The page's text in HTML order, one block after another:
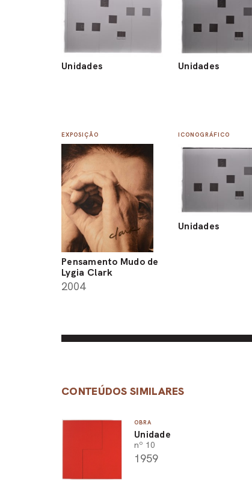
Unidades Unidades
EXPOSIÇÃO
Pensamento Mudo de
Lygia Clark
2004
ICONOGRÁFICO
Unidades
CONTEÚDOS SIMILARES
OBRA
Unidade
nº 10
1959